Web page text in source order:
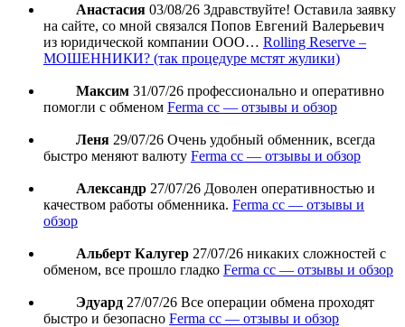
Анастасия 03/08/26 Здравствуйте! Оставила заявку
на сайте, со мной связался Попов Евгений Валерьевич
из юридической компании ООО… Rolling Reserve –
МОШЕННИКИ? (так процедуре мстят жулики)
Максим 31/07/26 профессионально и оперативно
помогли с обменом Ferma cc — отзывы и обзор
Леня 29/07/26 Очень удобный обменник, всегда
быстро меняют валюту Ferma cc — отзывы и обзор
Александр 27/07/26 Доволен оперативностью и
качеством работы обменника. Ferma cc — отзывы и
обзор
Альберт Калугер 27/07/26 никаких сложностей с
обменом, все прошло гладко Ferma cc — отзывы и обзор
Эдуард 27/07/26 Все операции обмена проходят
быстро и безопасно Ferma cc — отзывы и обзор